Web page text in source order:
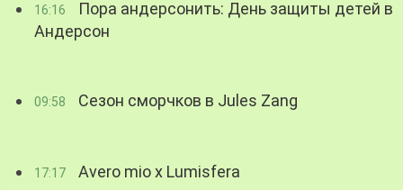
16:16
Пора андерсонить: День защиты детей в
Андерсон
09:58 Сезон сморчков в Jules Zang
17:17 Avero mio x Lumisfera